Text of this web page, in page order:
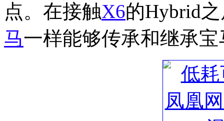
点。在接触X6的Hybrid
马一样能够传承和继承